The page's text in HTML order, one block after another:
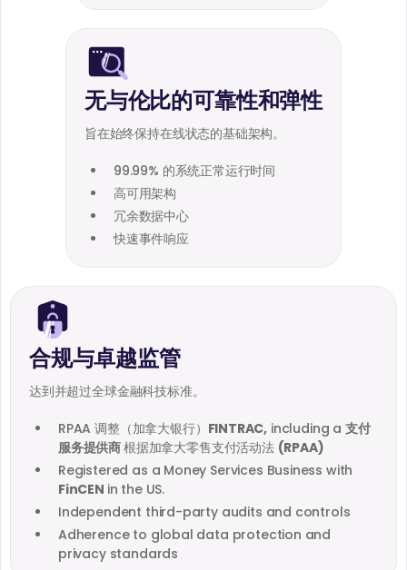
无与伦比的可靠性和弹性
旨在始终保持在线状态的基础架构。
99.99% 的系统正常运行时间
高可用架构
冗余数据中心
快速事件响应
合规与卓越监管
达到并超过全球金融科技标准。
RPAA 调整（加拿大银行） FINTRAC, including a 支付
服务提供商根据加拿大零售支付活动法 (RPAA)
Registered as a Money Services Business with
FinCEN in the US.
Independent third-party audits and controls
Adherence to global data protection and
privacy standards